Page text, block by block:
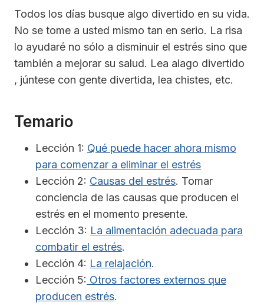
Todos los días busque algo divertido en su vida.
No se tome a usted mismo tan en serio. La risa
lo ayudaré no sólo a disminuir el estrés sino que
también a mejorar su salud. Lea alago divertido
, júntese con gente divertida, lea chistes, etc.
Temario
Lección 1: Qué puede hacer ahora mismo
para comenzar a eliminar el estrés
Lección 2: Causas del estrés. Tomar
conciencia de las causas que producen el
estrés en el momento presente.
Lección 3: La alimentación adecuada para
combatir el estrés.
Lección 4: La relajación.
Lección 5: Otros factores externos que
producen estrés.